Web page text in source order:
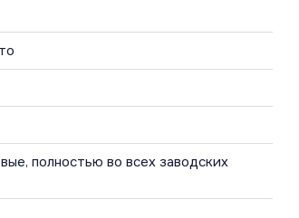
полностью во всех заводских